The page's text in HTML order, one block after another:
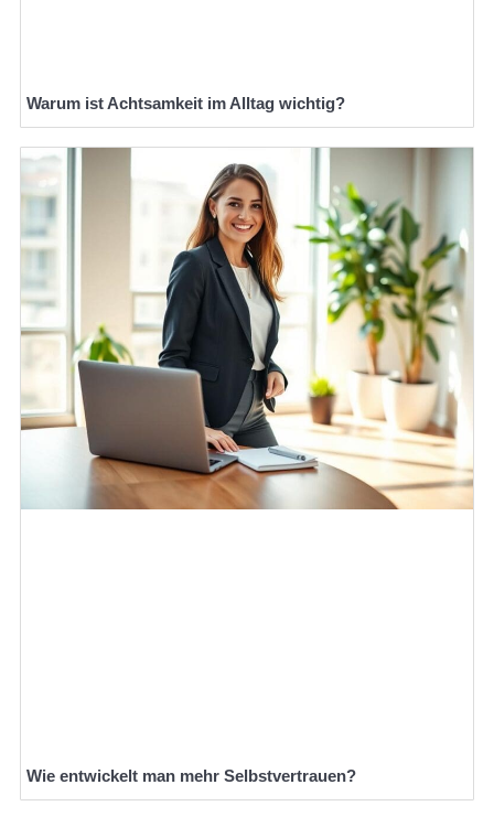
Warum ist Achtsamkeit im Alltag wichtig?
Wie entwickelt man mehr Selbstvertrauen?